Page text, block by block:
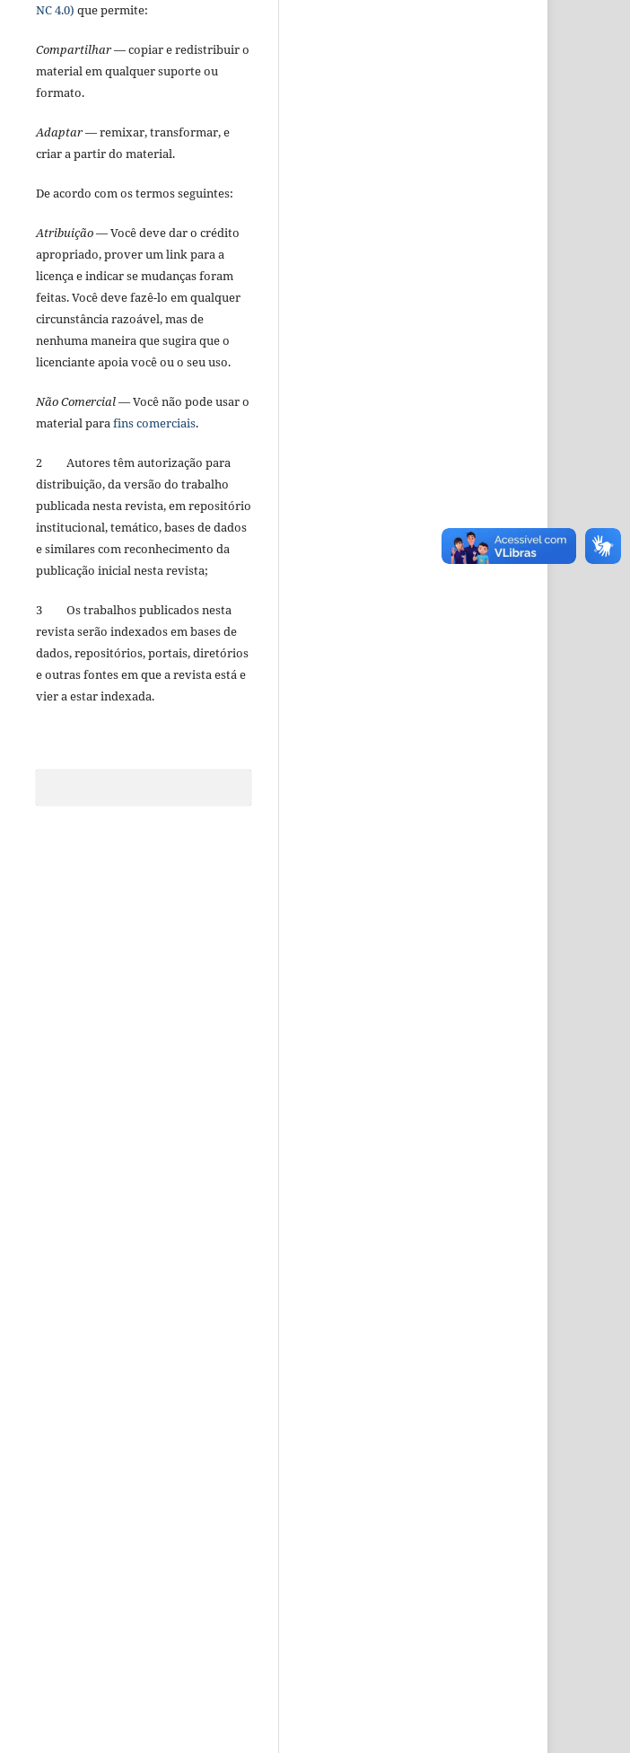
NC 4.0) que permite:
Compartilhar— copiar e redistribuir o
material em qualquer suporte ou
formato.
Adaptar— remixar, transformar, e
criar a partir do material.
De acordo com os termos seguintes:
Atribuição— Você deve dar o crédito
apropriado, prover um link para a
licença e indicar se mudanças foram
feitas. Você deve fazê-lo em qualquer
circunstância razoável, mas de
nenhuma maneira que sugira que o
licenciante apoia você ou o seu uso.
Não Comercial— Você não pode usar o
material parafins comerciais.
2 Autores têm autorização para
distribuição, da versão do trabalho
publicada nesta revista, em repositório
institucional, temático, bases de dados
e similares com reconhecimento da
publicação inicial nesta revista;
3 Os trabalhos publicados nesta
revista serão indexados em bases de
dados, repositórios, portais, diretórios
e outras fontes em que a revista está e
vier a estar indexada.